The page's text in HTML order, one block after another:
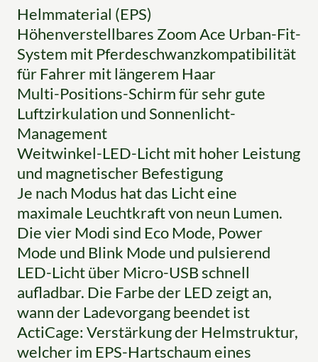
Helmmaterial (EPS)
Höhenverstellbares Zoom Ace Urban-Fit-
System mit Pferdeschwanzkompatibilität
für Fahrer mit längerem Haar
Multi-Positions-Schirm für sehr gute
Luftzirkulation und Sonnenlicht-
Management
Weitwinkel-LED-Licht mit hoher Leistung
und magnetischer Befestigung
Je nach Modus hat das Licht eine
maximale Leuchtkraft von neun Lumen.
Die vier Modi sind Eco Mode, Power
Mode und Blink Mode und pulsierend
LED-Licht über Micro-USB schnell
aufladbar. Die Farbe der LED zeigt an,
wann der Ladevorgang beendet ist
ActiCage: Verstärkung der Helmstruktur,
welcher im EPS-Hartschaum eines